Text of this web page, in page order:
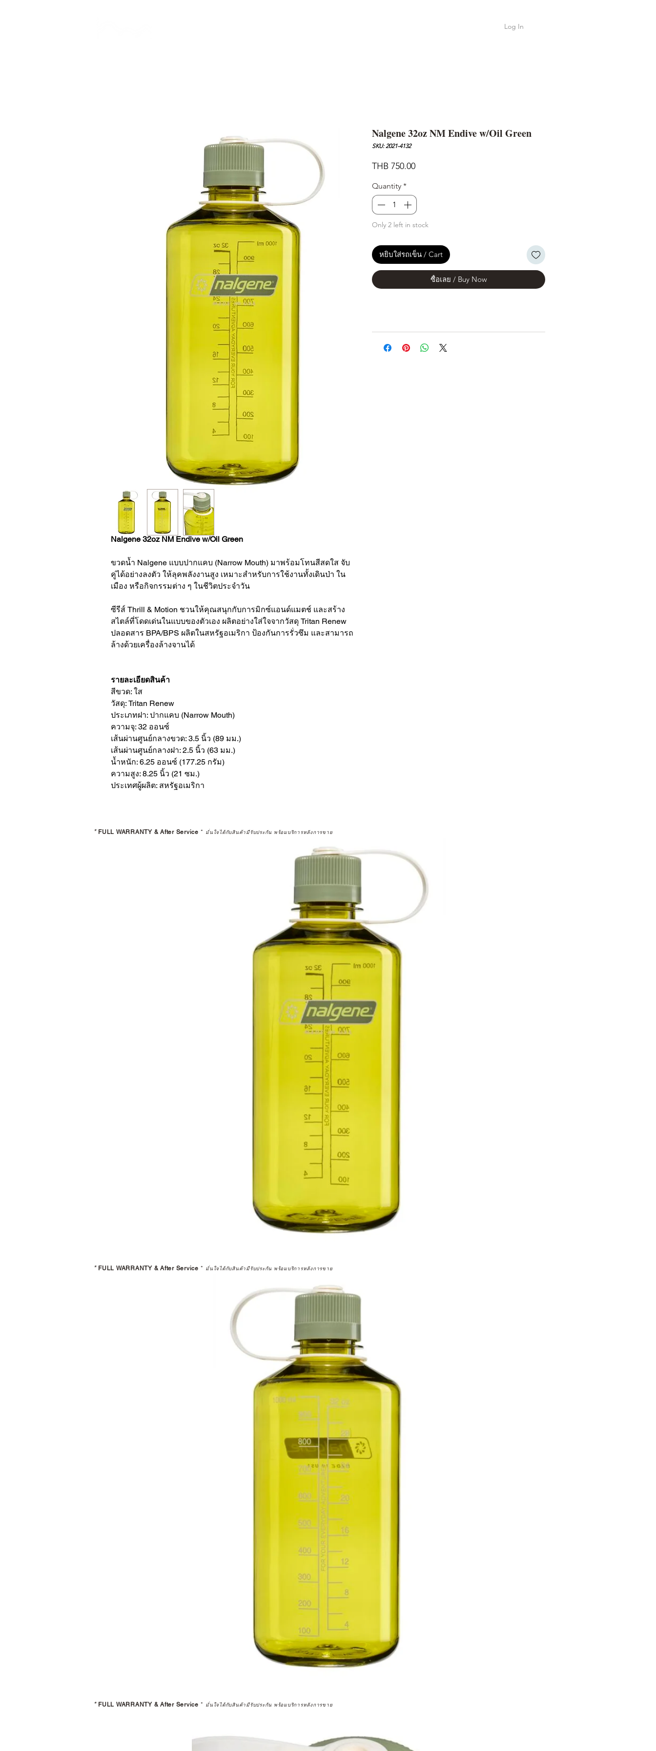
Log In
Nalgene 32oz NM Endive w/Oil Green
ขวดน้ำ Nalgene แบบปากแคบ (Narrow Mouth) มาพร้อมโทนสีสดใส จับ
คู่ได้อย่างลงตัว ให้ลุคพลังงานสูง เหมาะสำหรับการใช้งานทั้งเดินป่า ใน
เมือง หรือกิจกรรมต่าง ๆ ในชีวิตประจำวัน
ซีรีส์ Thrill & Motion ชวนให้คุณสนุกกับการมิกซ์แอนด์แมตช์ และสร้าง
สไตล์ที่โดดเด่นในแบบของตัวเอง ผลิตอย่างใส่ใจจากวัสดุ Tritan Renew
ปลอดสาร BPA/BPS ผลิตในสหรัฐอเมริกา ป้องกันการรั่วซึม และสามารถ
ล้างด้วยเครื่องล้างจานได้
รายละเอียดสินค้า
สีขวด: ใส
วัสดุ: Tritan Renew
ประเภทฝา: ปากแคบ (Narrow Mouth)
ความจุ: 32 ออนซ์
เส้นผ่านศูนย์กลางขวด: 3.5 นิ้ว (89 มม.)
เส้นผ่านศูนย์กลางฝา: 2.5 นิ้ว (63 มม.)
น้ำหนัก: 6.25 ออนซ์ (177.25 กรัม)
ความสูง: 8.25 นิ้ว (21 ซม.)
ประเทศผู้ผลิต: สหรัฐอเมริกา
Nalgene 32oz NM Endive w/Oil Green
SKU: 2021-4132
THB 750.00Price
Quantity *
Only 2 left in stock
หยิบใส่รถเข็น / Cart
ซื้อเลย / Buy Now
* FULL WARRANTY & After Service * มั่นใจได้กับสินค้ามีรับประกัน พร้อมบริการหลังการขาย
* FULL WARRANTY & After Service * มั่นใจได้กับสินค้ามีรับประกัน พร้อมบริการหลังการขาย
* FULL WARRANTY & After Service * มั่นใจได้กับสินค้ามีรับประกัน พร้อมบริการหลังการขาย